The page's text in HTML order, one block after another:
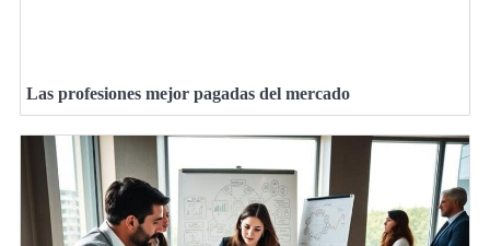
Las profesiones mejor pagadas del mercado